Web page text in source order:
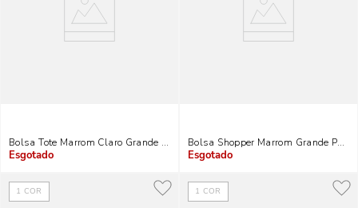
Bolsa Tote Marrom Claro Grande Fivela
Indisponível
Bolsa Shopper Marrom Grande
Indisponível
1 COR 1 COR